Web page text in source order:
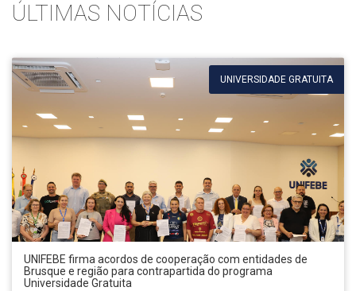
ÚLTIMAS NOTÍCIAS
UNIVERSIDADE GRATUITA
UNIFEBE firma acordos de cooperação com entidades de
Brusque e região para contrapartida do programa
Universidade Gratuita